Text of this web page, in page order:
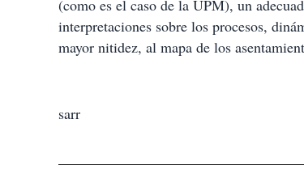
(como es el caso de la UPM), un
interpretaciones sobre los procesos,
mayor nitidez, al mapa de los
sarr